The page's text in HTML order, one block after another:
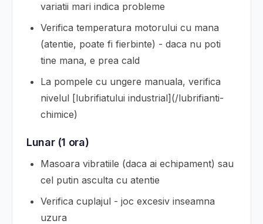
variatii mari indica probleme
Verifica temperatura motorului cu mana
(atentie, poate fi fierbinte) - daca nu poti
tine mana, e prea cald
La pompele cu ungere manuala, verifica
nivelul [lubrifiatului industrial](/lubrifianti-
chimice)
Lunar (1 ora)
Masoara vibratiile (daca ai echipament) sau
cel putin asculta cu atentie
Verifica cuplajul - joc excesiv inseamna
uzura